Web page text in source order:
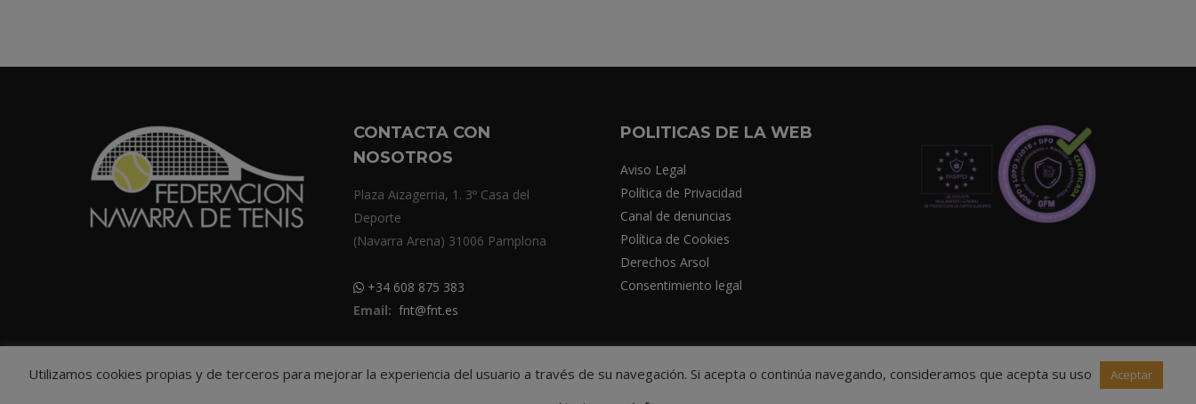
CONTACTA CON
NOSOTROS
Plaza Aizagerria, 1. 3º Casa del
Deporte
(Navarra Arena) 31006 Pamplona
+34 608 875 383
Email: fnt@fnt.es
POLITICAS DE LA WEB
Aviso Legal
Política de Privacidad
Canal de denuncias
Política de Cookies
Derechos Arsol
Consentimiento legal
Utilizamos cookies propias y de terceros para mejorar la experiencia del usuario a través de su navegación. Si acepta o continúa navegando, consideramos que acepta su uso Aceptar